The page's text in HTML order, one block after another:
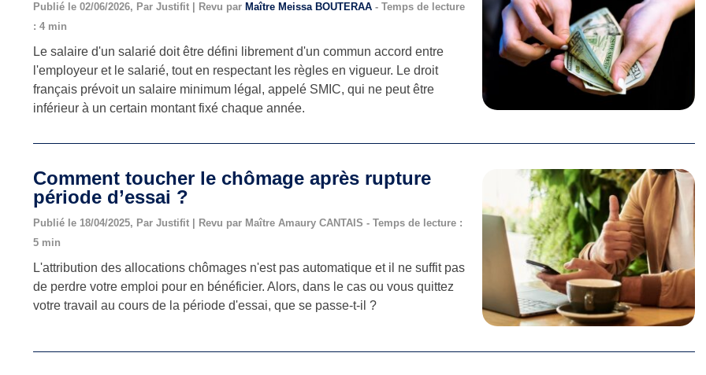
Publié le 02/06/2026, Par Justifit | Revu par Maître Meissa BOUTERAA - Temps de lecture
: 4 min
Le salaire d'un salarié doit être défini librement d'un commun accord entre
l'employeur et le salarié, tout en respectant les règles en vigueur. Le droit
français prévoit un salaire minimum légal, appelé SMIC, qui ne peut être
inférieur à un certain montant fixé chaque année.
Comment toucher le chômage après rupture
période d’essai ?
Publié le 18/04/2025, Par Justifit | Revu par Maître Amaury CANTAIS - Temps de lecture :
5 min
L'attribution des allocations chômages n'est pas automatique et il ne suffit pas
de perdre votre emploi pour en bénéficier. Alors, dans le cas ou vous quittez
votre travail au cours de la période d'essai, que se passe-t-il ?